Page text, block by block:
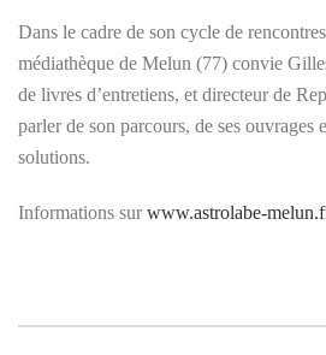
Dans le cadre de son cycle de
médiathèque de Melun (77) convie
de livres d’entretiens, et directeur de
parler de son parcours, de ses ouvrages
solutions.
Informations surwww.astrolabe-